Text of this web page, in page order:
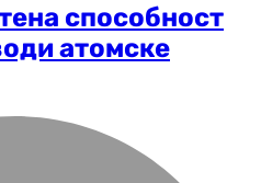
способност
атомске